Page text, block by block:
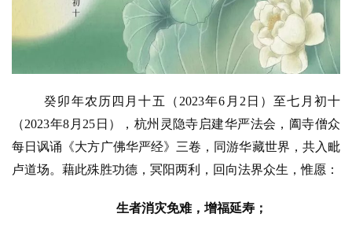
提
公
益
癸卯年农历四月十五（2023年6月2日）至七月初十
（2023年8月25日），杭州灵隐寺启建华严法会，阖寺僧众
每日讽诵《大方广佛华严经》三卷，同游华藏世界，共入毗
卢道场。藉此殊胜功德，冥阳两利，回向法界众生，惟愿：
生者消灾免难，增福延寿；